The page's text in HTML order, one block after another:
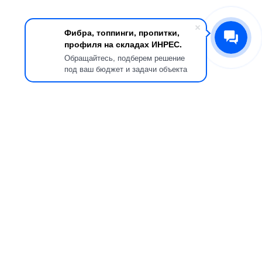
Фибра, топпинги, пропитки,
профиля на складах ИНРЕС.
Обращайтесь, подберем решение
под ваш бюджет и задачи объекта